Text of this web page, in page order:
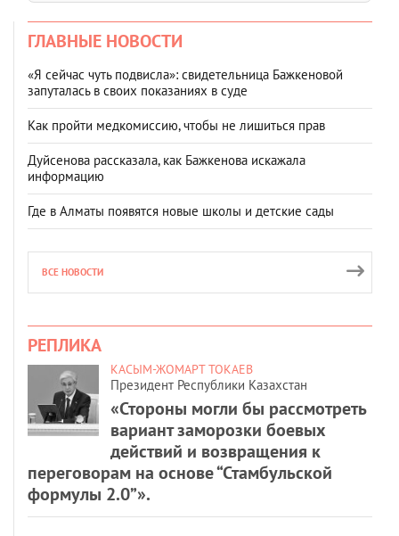
ГЛАВНЫЕ НОВОСТИ
«Я сейчас чуть подвисла»: свидетельница Бажкеновой
запуталась в своих показаниях в суде
Как пройти медкомиссию, чтобы не лишиться прав
Дуйсенова рассказала, как Бажкенова искажала
информацию
Где в Алматы появятся новые школы и детские сады
ВСЕ НОВОСТИ
РЕПЛИКА
КАСЫМ-ЖОМАРТ ТОКАЕВ
Президент Республики Казахстан
«Стороны могли бы рассмотреть
вариант заморозки боевых
действий и возвращения к
переговорам на основе “Стамбульской
формулы 2.0”».